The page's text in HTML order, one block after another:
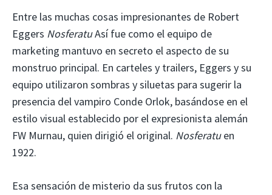
Entre las muchas cosas impresionantes de Robert
Eggers NosferatuAsí fue como el equipo de
marketing mantuvo en secreto el aspecto de su
monstruo principal. En carteles y trailers, Eggers y su
equipo utilizaron sombras y siluetas para sugerir la
presencia del vampiro Conde Orlok, basándose en el
estilo visual establecido por el expresionista alemán
FW Murnau, quien dirigió el original. Nosferatuen
1922.
Esa sensación de misterio da sus frutos con la